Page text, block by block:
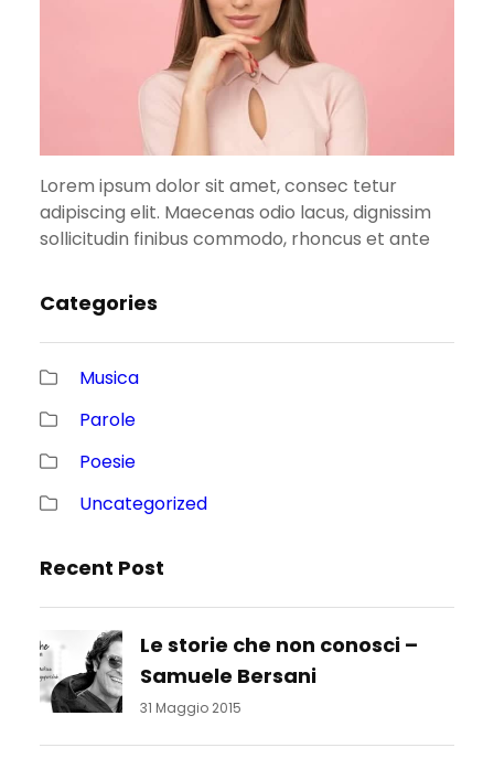
Lorem ipsum dolor sit amet, consec tetur
adipiscing elit. Maecenas odio lacus, dignissim
sollicitudin finibus commodo, rhoncus et ante
Categories
Musica
Parole
Poesie
Uncategorized
Recent Post
Le storie che non conosci –
Samuele Bersani
31 Maggio 2015